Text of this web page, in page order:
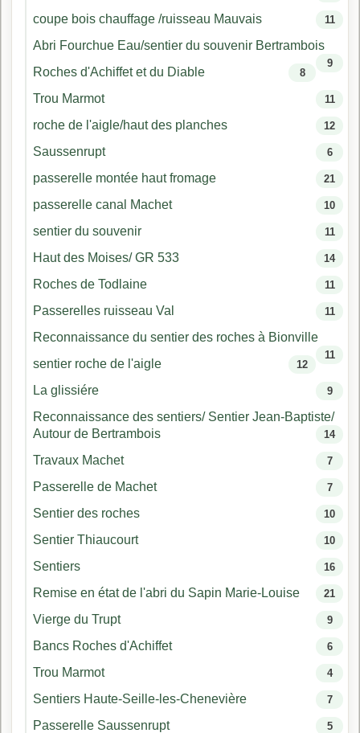
coupe bois chauffage /ruisseau Mauvais 11
Abri Fourchue Eau/sentier du souvenir Bertrambois
9
Roches d'Achiffet et du Diable 8
Trou Marmot 11
roche de l'aigle/haut des planches 12
Saussenrupt 6
passerelle montée haut fromage 21
passerelle canal Machet 10
sentier du souvenir 11
Haut des Moises/ GR 533 14
Roches de Todlaine 11
Passerelles ruisseau Val 11
Reconnaissance du sentier des roches à Bionville
11
sentier roche de l'aigle 12
La glissiére 9
Reconnaissance des sentiers/ Sentier Jean-Baptiste/
Autour de Bertrambois
14
Travaux Machet 7
Passerelle de Machet 7
Sentier des roches 10
Sentier Thiaucourt 10
Sentiers 16
Remise en état de l'abri du Sapin Marie-Louise 21
Vierge du Trupt 9
Bancs Roches d'Achiffet 6
Trou Marmot 4
Sentiers Haute-Seille-les-Chenevière 7
Passerelle Saussenrupt 5